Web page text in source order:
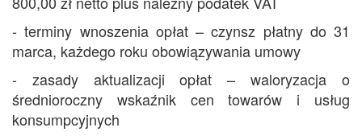
- terminy wnoszenia opłat – czynsz płatny do 31
marca, każdego roku obowiązywania umowy
- zasady aktualizacji opłat – waloryzacja o
średnioroczny wskaźnik cen towarów i usług
konsumpcyjnych